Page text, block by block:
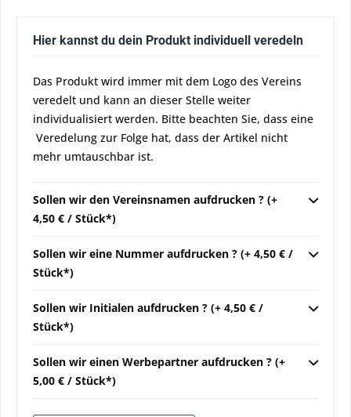
Hier kannst du dein Produkt individuell veredeln
Das Produkt wird immer mit dem Logo des Vereins
veredelt und kann an dieser Stelle weiter
individualisiert werden. Bitte beachten Sie, dass eine
Veredelung zur Folge hat, dass der Artikel nicht
mehr umtauschbar ist.
Sollen wir den Vereinsnamen aufdrucken ? (+
4,50 € / Stück*)
Sollen wir eine Nummer aufdrucken ? (+ 4,50 € /
Stück*)
Sollen wir Initialen aufdrucken ? (+ 4,50 € /
Stück*)
Sollen wir einen Werbepartner aufdrucken ? (+
5,00 € / Stück*)